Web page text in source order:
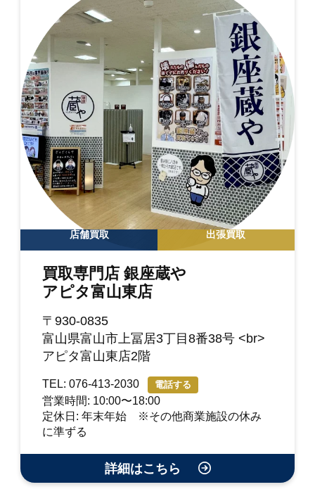
店舗買取 出張買取
買取専門店 銀座蔵や
アピタ富山東店
〒930-0835
富山県富山市上冨居3丁目8番38号 <br>
アピタ富山東店2階
TEL: 076-413-2030 電話する
営業時間: 10:00〜18:00
定休日: 年末年始 ※その他商業施設の休み
に準ずる
詳細はこちら